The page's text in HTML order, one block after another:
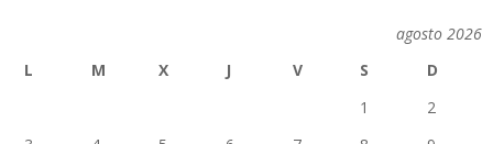
agosto 2026
L
M X J V S
D
1
2